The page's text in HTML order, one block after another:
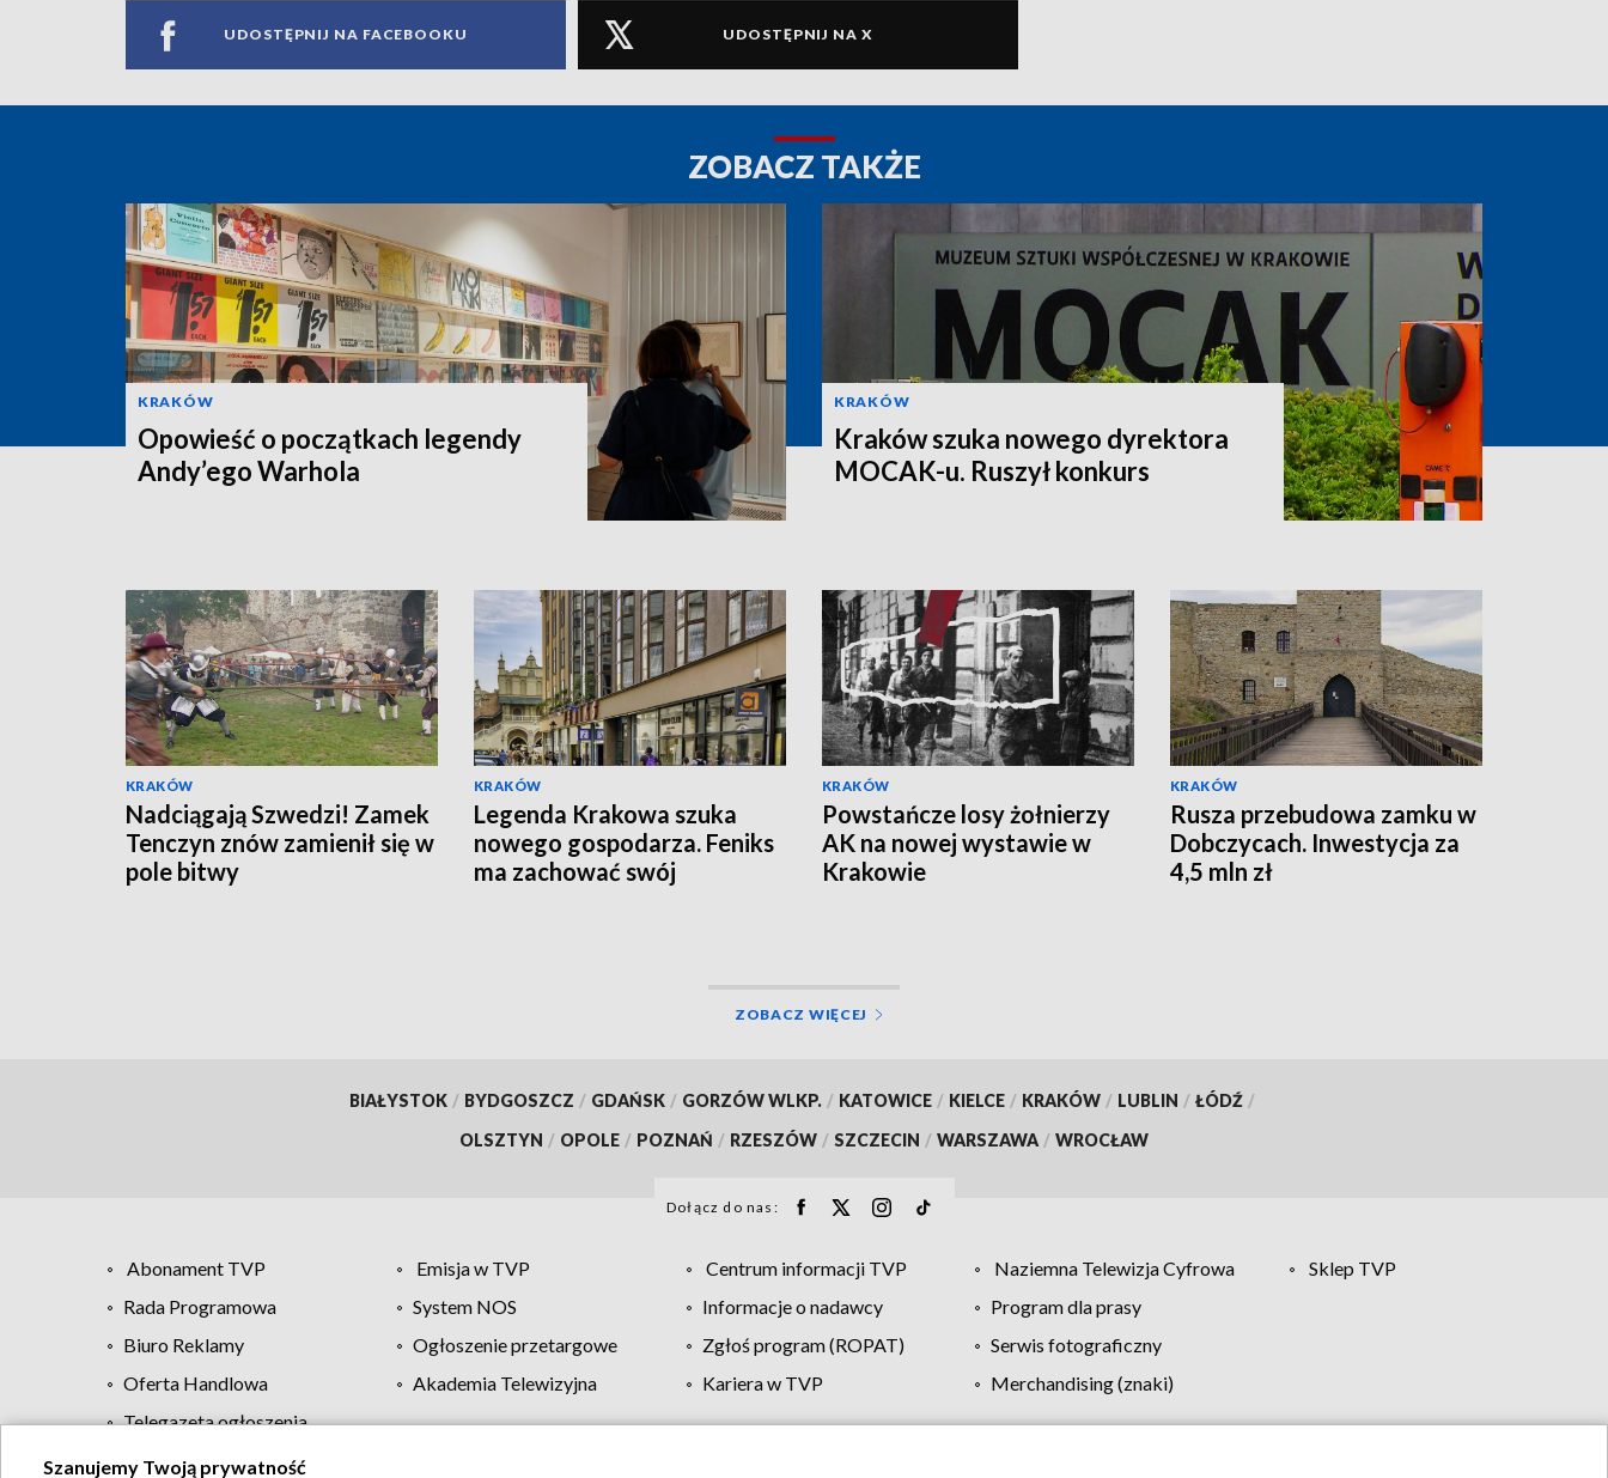
UDOSTĘPNIJ NA FACEBOOKU UDOSTĘPNIJ NA X
ZOBACZ TAKŻE
KRAKÓW
Opowieść o początkach legendy
Andy’ego Warhola
KRAKÓW
Kraków szuka nowego dyrektora
MOCAK-u. Ruszył konkurs
KRAKÓW
Nadciągają Szwedzi! Zamek
Tenczyn znów zamienił się w
pole bitwy
KRAKÓW
Legenda Krakowa szuka
nowego gospodarza. Feniks
ma zachować swój
KRAKÓW
Powstańcze losy żołnierzy
AK na nowej wystawie w
Krakowie
KRAKÓW
Rusza przebudowa zamku w
Dobczycach. Inwestycja za
4,5 mln zł
ZOBACZ WIĘCEJ
BIAŁYSTOK / BYDGOSZCZ / GDAŃSK / GORZÓW WLKP. / KATOWICE / KIELCE / KRAKÓW / LUBLIN / ŁÓDŹ /
OLSZTYN / OPOLE / POZNAŃ / RZESZÓW / SZCZECIN / WARSZAWA / WROCŁAW
Dołącz do nas:
Abonament TVP Emisja w TVP Centrum informacji TVP Naziemna Telewizja Cyfrowa
Sklep TVP
Rada Programowa
System NOS Informacje o nadawcy
Program dla prasy
Biuro Reklamy
Ogłoszenie przetargowe Zgłoś program (ROPAT)
Serwis fotograficzny
Oferta Handlowa
Akademia Telewizyjna Kariera w TVP
Merchandising (znaki)
Telegazeta ogłoszenia
Szanujemy Twoją prywatność